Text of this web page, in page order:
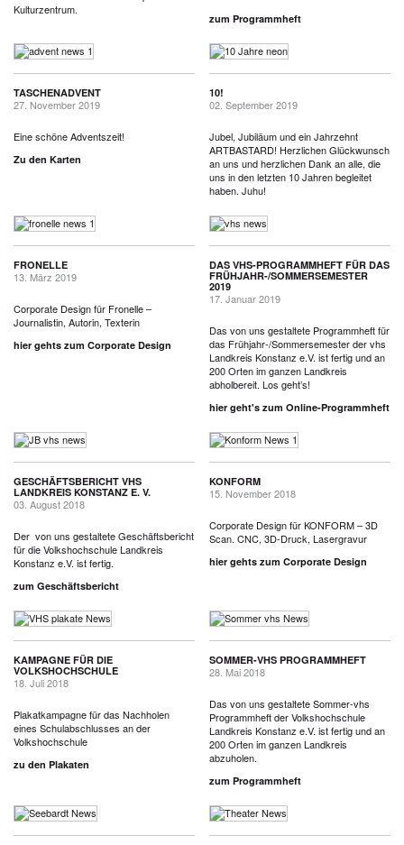
Kulturzentrum.
zum Programmheft
TASCHENADVENT
27. November 2019
Eine schöne Adventszeit!
Zu den Karten
10!
02. September 2019
Jubel, Jubiläum und ein Jahrzehnt
ARTBASTARD! Herzlichen Glückwunsch
an uns und herzlichen Dank an alle, die
uns in den letzten 10 Jahren begleitet
haben. Juhu!
FRONELLE
13. März 2019
Corporate Design für Fronelle –
Journalistin, Autorin, Texterin
hier gehts zum Corporate Design
DAS VHS-PROGRAMMHEFT FÜR DAS
FRÜHJAHR-/SOMMERSEMESTER
2019
17. Januar 2019
Das von uns gestaltete Programmheft für
das Frühjahr-/Sommersemester der vhs
Landkreis Konstanz e.V. ist fertig und an
200 Orten im ganzen Landkreis
abholbereit. Los geht’s!
hier geht's zum Online-Programmheft
GESCHÄFTSBERICHT VHS
LANDKREIS KONSTANZ E. V.
03. August 2018
Der von uns gestaltete Geschäftsbericht
für die Volkshochschule Landkreis
Konstanz e.V. ist fertig.
zum Geschäftsbericht
KONFORM
15. November 2018
Corporate Design für KONFORM – 3D
Scan. CNC, 3D-Druck, Lasergravur
hier gehts zum Corporate Design
KAMPAGNE FÜR DIE
VOLKSHOCHSCHULE
18. Juli 2018
Plakatkampagne für das Nachholen
eines Schulabschlusses an der
Volkshochschule
zu den Plakaten
SOMMER-VHS PROGRAMMHEFT
28. Mai 2018
Das von uns gestaltete Sommer-vhs
Programmheft der Volkshochschule
Landkreis Konstanz e.V. ist fertig und an
200 Orten im ganzen Landkreis
abzuholen.
zum Programmheft